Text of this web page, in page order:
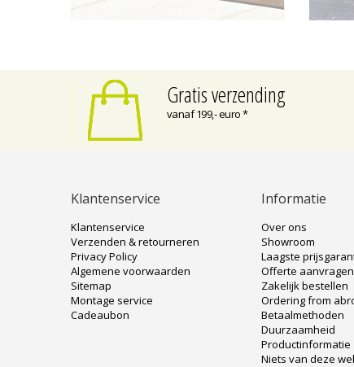
Gratis verzending
vanaf 199,- euro *
Klantenservice
Klantenservice
Verzenden & retourneren
Privacy Policy
Algemene voorwaarden
Sitemap
Montage service
Cadeaubon
Informatie
Over ons
Showroom
Laagste
Offerte aanvragen
Zakelijk bestellen
Ordering from
Betaalmethoden
Duurzaamheid
Productinformatie
Niets van deze